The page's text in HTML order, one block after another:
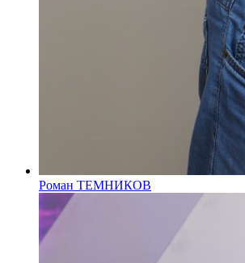
Роман ТЕМНИКОВ